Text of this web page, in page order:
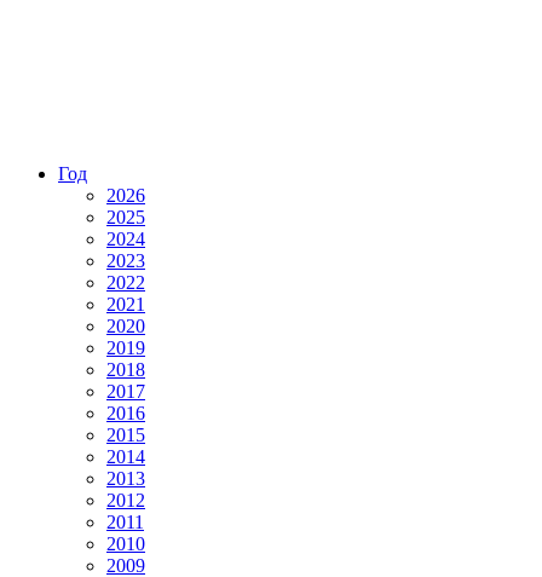
Год
2026
2025
2024
2023
2022
2021
2020
2019
2018
2017
2016
2015
2014
2013
2012
2011
2010
2009